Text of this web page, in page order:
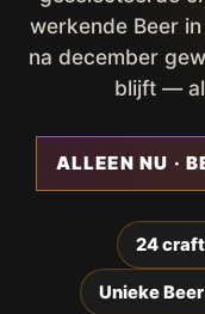
werkende Beer
na december
blijft —
ALLEEN NU ·
24
Unieke